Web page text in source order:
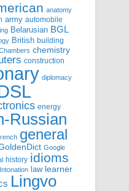
anatomy
army automobile
Belarusian BGL
British building
chemistry
construction
diplomacy
energy
Russian
general
Google
history idioms
Intonation law learner
Lingvo